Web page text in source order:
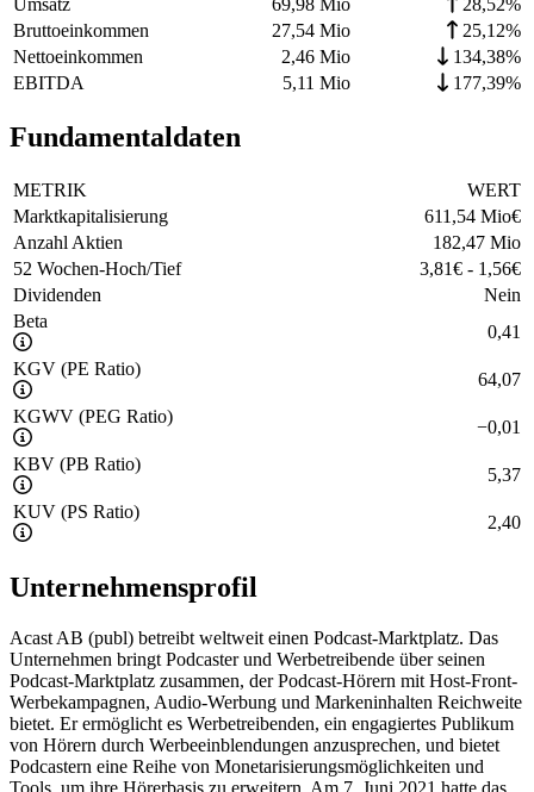
Umsatz
69,98 Mio
28,52%
Bruttoeinkommen
27,54 Mio
25,12%
Nettoeinkommen
2,46 Mio
134,38%
EBITDA
5,11 Mio 177,39%
Fundamentaldaten
METRIK
WERT
Marktkapitalisierung
611,54 Mio€
Anzahl Aktien
182,47 Mio
52 Wochen-Hoch/Tief
3,81€ - 1,56€
Dividenden
Nein
Beta
0,41
KGV (PE Ratio)
64,07
KGWV (PEG Ratio)
−0,01
KBV (PB Ratio)
5,37
KUV (PS Ratio)
2,40
Unternehmensprofil
Acast AB (publ) betreibt weltweit einen Podcast-Marktplatz. Das
Unternehmen bringt Podcaster und Werbetreibende über seinen
Podcast-Marktplatz zusammen, der Podcast-Hörern mit Host-Front-
Werbekampagnen, Audio-Werbung und Markeninhalten Reichweite
bietet. Er ermöglicht es Werbetreibenden, ein engagiertes Publikum
von Hörern durch Werbeeinblendungen anzusprechen, und bietet
Podcastern eine Reihe von Monetarisierungsmöglichkeiten und
Tools, um ihre Hörerbasis zu erweitern. Am 7. Juni 2021 hatte das